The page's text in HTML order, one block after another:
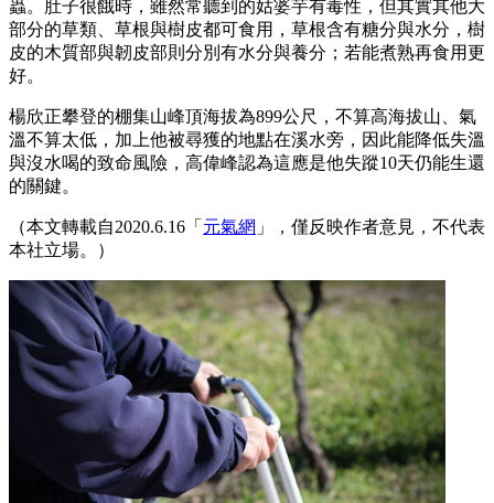
蟲。肚子很餓時，雖然常聽到的姑婆芋有毒性，但其實其他大
部分的草類、草根與樹皮都可食用，草根含有糖分與水分，樹
皮的木質部與韌皮部則分別有水分與養分；若能煮熟再食用更
好。
楊欣正攀登的棚集山峰頂海拔為899公尺，不算高海拔山、氣
溫不算太低，加上他被尋獲的地點在溪水旁，因此能降低失溫
與沒水喝的致命風險，高偉峰認為這應是他失蹤10天仍能生還
的關鍵。
（本文轉載自2020.6.16「 元氣網 」，僅反映作者意見，不代表
本社立場。）